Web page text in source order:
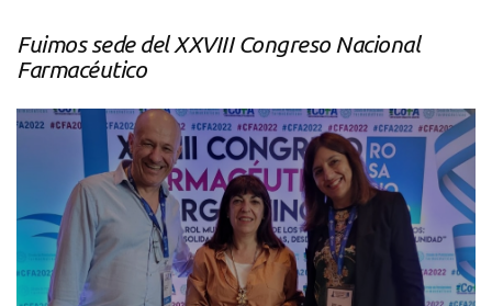
Fuimos sede del XXVIII Congreso Nacional
Farmacéutico